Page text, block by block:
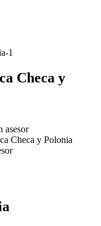
Checa y
asesor
Checa y Polonia